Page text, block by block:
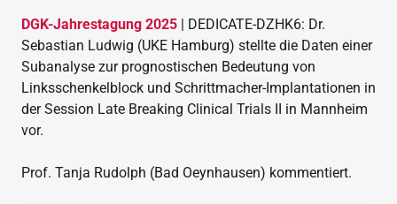
DGK-Jahrestagung 2025 | DEDICATE-DZHK6: Dr.
Sebastian Ludwig (UKE Hamburg) stellte die Daten einer
Subanalyse zur prognostischen Bedeutung von
Linksschenkelblock und Schrittmacher-Implantationen in
der Session Late Breaking Clinical Trials II in Mannheim
vor.
Prof. Tanja Rudolph (Bad Oeynhausen) kommentiert.